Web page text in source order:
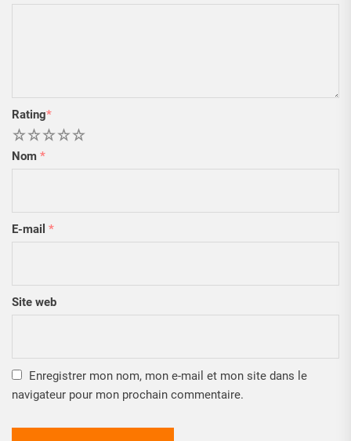
Rating*
5
4
3
2
Nom *
E-mail *
Site web
Enregistrer mon nom, mon e-mail et mon site dans le
navigateur pour mon prochain commentaire.